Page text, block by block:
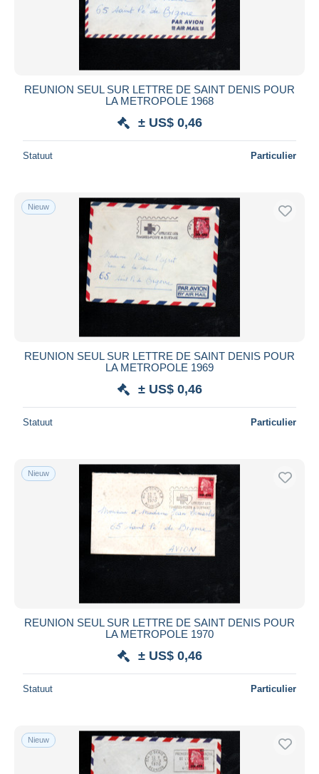
REUNION SEUL SUR LETTRE DE SAINT DENIS POUR
LA METROPOLE 1968
± US$ 0,46
Statuut Particulier
Nieuw
REUNION SEUL SUR LETTRE DE SAINT DENIS POUR
LA METROPOLE 1969
± US$ 0,46
Statuut Particulier
Nieuw
REUNION SEUL SUR LETTRE DE SAINT DENIS POUR
LA METROPOLE 1970
± US$ 0,46
Statuut Particulier
Nieuw